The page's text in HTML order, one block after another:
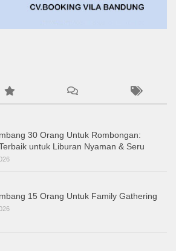
30 Orang Untuk Rombongan:
untuk Liburan Nyaman & Seru
15 Orang Untuk Family Gathering